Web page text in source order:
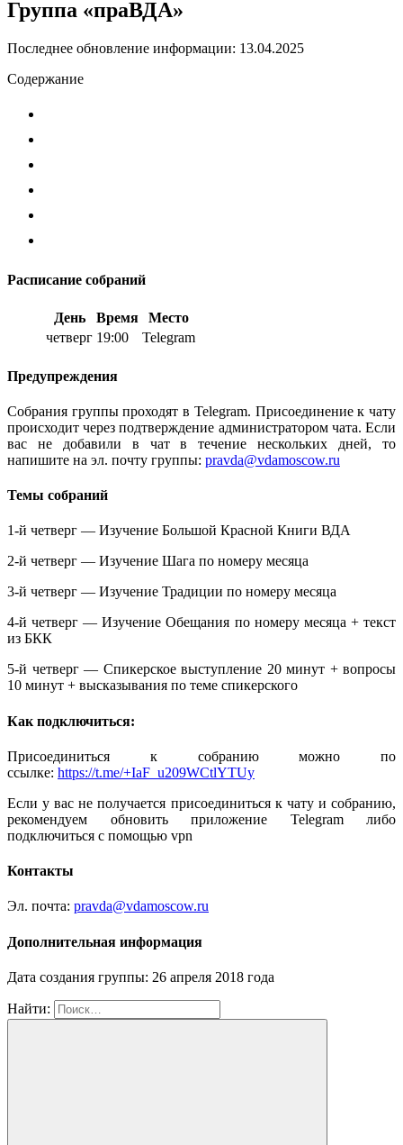
Группа «праВДА»
Последнее обновление информации: 13.04.2025
Содержание
Расписание собраний
День Время
Место
четверг 19:00 Telegram
Предупреждения
Собрания группы проходят в Telegram. Присоединение к чату
происходит через подтверждение администратором чата. Если
вас не добавили в чат в течение нескольких дней, то
напишите на эл. почту группы: pravda@vdamoscow.ru
Темы собраний
1-й четверг — Изучение Большой Красной Книги ВДА
2-й четверг — Изучение Шага по номеру месяца
3-й четверг — Изучение Традиции по номеру месяца
4-й четверг — Изучение Обещания по номеру месяца + текст
из БКК
5-й четверг — Спикерское выступление 20 минут + вопросы
10 минут + высказывания по теме спикерского
Как подключиться:
Присоединиться к собранию можно по
ссылке: https://t.me/+IaF_u209WCtlYTUy
Если у вас не получается присоединиться к чату и собранию,
рекомендуем обновить приложение Telegram либо
подключиться с помощью vpn
Контакты
Эл. почта: pravda@vdamoscow.ru
Дополнительная информация
Дата создания группы: 26 апреля 2018 года
Найти: